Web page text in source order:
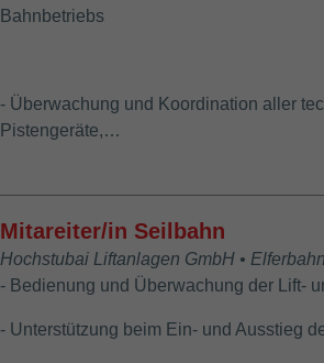
Bahnbetriebs
- Überwachung und Koordination aller
Pistengeräte,…
Mitareiter/in Seilbahn
Hochstubai Liftanlagen GmbH •
- Bedienung und Überwachung der Lift-
- Unterstützung beim Ein- und Ausstieg